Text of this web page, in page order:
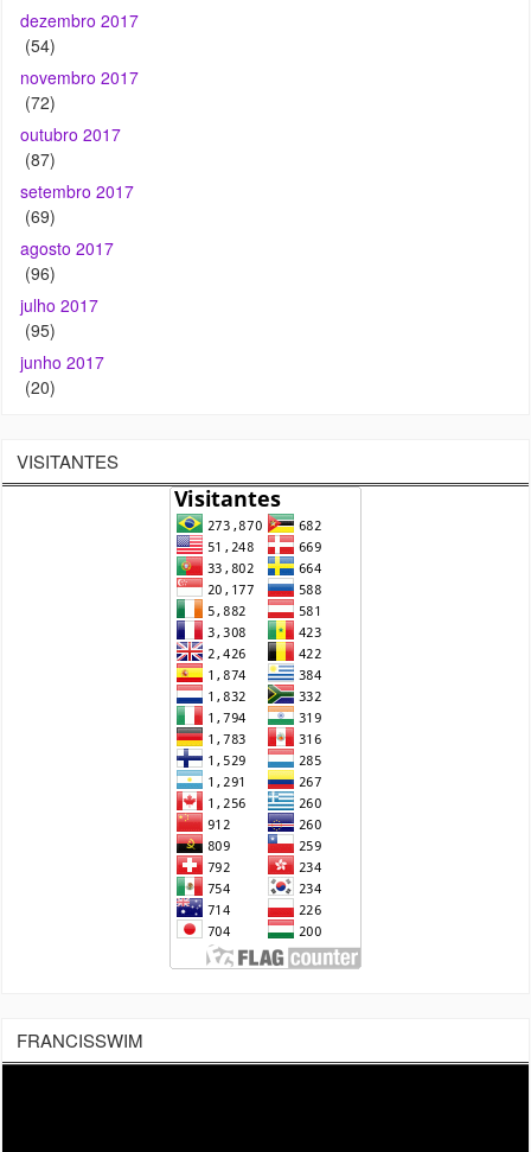
dezembro 2017
(54)
novembro 2017
(72)
outubro 2017
(87)
setembro 2017
(69)
agosto 2017
(96)
julho 2017
(95)
junho 2017
(20)
VISITANTES
FRANCISSWIM